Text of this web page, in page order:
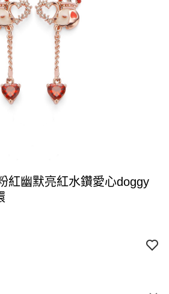
紅幽默亮紅水鑽愛心doggy